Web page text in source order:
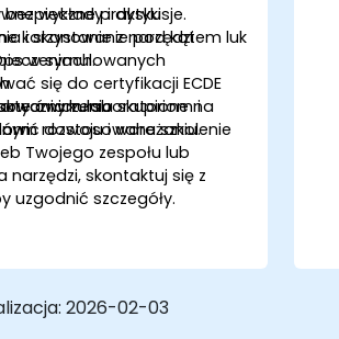
bezpieczne praktyki
i skanowanie pod kątem luk
się do certyfikacji ECDE
laboratoriom i
wykłady i dyskusje.
korzystanie z narzędzi
w symulowanych
ćwiczenia skupione na
rozwoju i wdrażaniu.
kursu
dostosowane szkolenie
Twojego zespołu lub
narzędzi, skontaktuj się z
uzgodnić szczegóły.
2026-02-03